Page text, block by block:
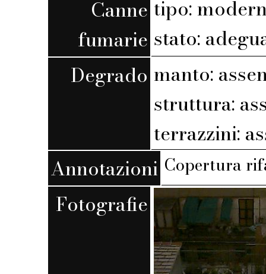
Canne
fumarie
tipo:
stato:
Degrado manto:
struttura:
terrazzini:
Annotazioni Copertura
Fotografie